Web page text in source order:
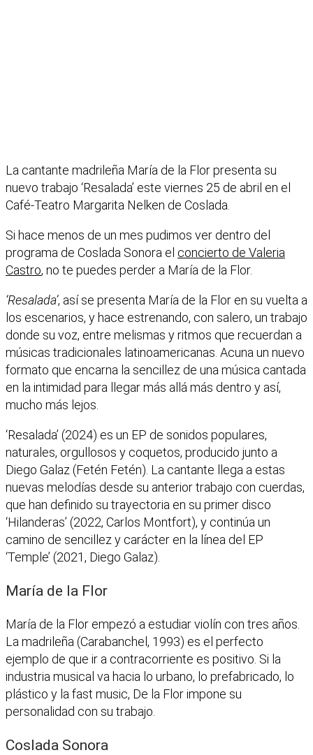
La cantante madrileña María de la Flor presenta su
nuevo trabajo ‘Resalada’ este viernes 25 de abril en el
Café-Teatro Margarita Nelken de Coslada.
Si hace menos de un mes pudimos ver dentro del
programa de Coslada Sonora el concierto de Valeria
Castro, no te puedes perder a María de la Flor.
‘Resalada’, así se presenta María de la Flor en su vuelta a
los escenarios, y hace estrenando, con salero, un trabajo
donde su voz, entre melismas y ritmos que recuerdan a
músicas tradicionales latinoamericanas. Acuna un nuevo
formato que encarna la sencillez de una música cantada
en la intimidad para llegar más allá más dentro y así,
mucho más lejos.
‘Resalada’ (2024) es un EP de sonidos populares,
naturales, orgullosos y coquetos, producido junto a
Diego Galaz (Fetén Fetén). La cantante llega a estas
nuevas melodías desde su anterior trabajo con cuerdas,
que han definido su trayectoria en su primer disco
‘Hilanderas’ (2022, Carlos Montfort), y continúa un
camino de sencillez y carácter en la línea del EP
‘Temple’ (2021, Diego Galaz).
María de la Flor
María de la Flor empezó a estudiar violín con tres años.
La madrileña (Carabanchel, 1993) es el perfecto
ejemplo de que ir a contracorriente es positivo. Si la
industria musical va hacia lo urbano, lo prefabricado, lo
plástico y la fast music, De la Flor impone su
personalidad con su trabajo.
Coslada Sonora